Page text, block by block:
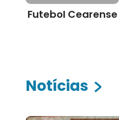
Futebol Cearense
Notícias